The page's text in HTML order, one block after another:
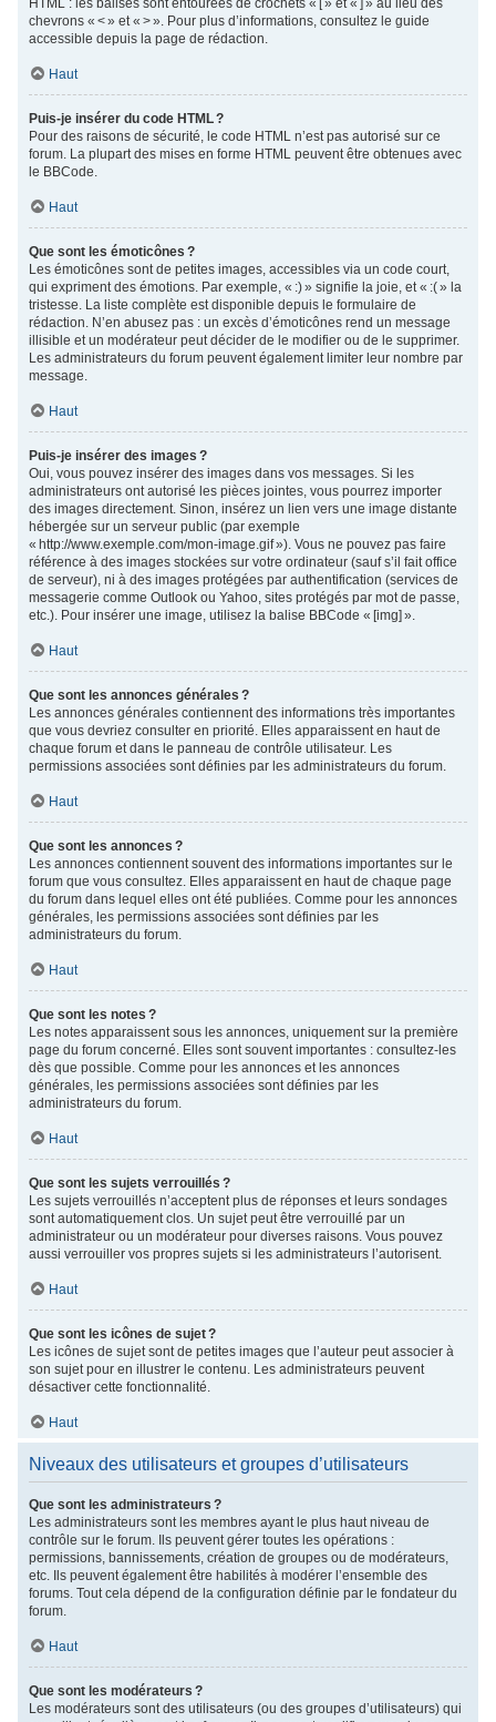
HTML : les balises sont entourées de crochets « [ » et « ] » au lieu des
chevrons « < » et « > ». Pour plus d’informations, consultez le guide
accessible depuis la page de rédaction.
Haut
Puis-je insérer du code HTML ?
Pour des raisons de sécurité, le code HTML n’est pas autorisé sur ce
forum. La plupart des mises en forme HTML peuvent être obtenues avec
le BBCode.
Haut
Que sont les émoticônes ?
Les émoticônes sont de petites images, accessibles via un code court,
qui expriment des émotions. Par exemple, « :) » signifie la joie, et « :( » la
tristesse. La liste complète est disponible depuis le formulaire de
rédaction. N’en abusez pas : un excès d’émoticônes rend un message
illisible et un modérateur peut décider de le modifier ou de le supprimer.
Les administrateurs du forum peuvent également limiter leur nombre par
message.
Haut
Puis-je insérer des images ?
Oui, vous pouvez insérer des images dans vos messages. Si les
administrateurs ont autorisé les pièces jointes, vous pourrez importer
des images directement. Sinon, insérez un lien vers une image distante
hébergée sur un serveur public (par exemple
« http://www.exemple.com/mon-image.gif »). Vous ne pouvez pas faire
référence à des images stockées sur votre ordinateur (sauf s’il fait office
de serveur), ni à des images protégées par authentification (services de
messagerie comme Outlook ou Yahoo, sites protégés par mot de passe,
etc.). Pour insérer une image, utilisez la balise BBCode « [img] ».
Haut
Que sont les annonces générales ?
Les annonces générales contiennent des informations très importantes
que vous devriez consulter en priorité. Elles apparaissent en haut de
chaque forum et dans le panneau de contrôle utilisateur. Les
permissions associées sont définies par les administrateurs du forum.
Haut
Que sont les annonces ?
Les annonces contiennent souvent des informations importantes sur le
forum que vous consultez. Elles apparaissent en haut de chaque page
du forum dans lequel elles ont été publiées. Comme pour les annonces
générales, les permissions associées sont définies par les
administrateurs du forum.
Haut
Que sont les notes ?
Les notes apparaissent sous les annonces, uniquement sur la première
page du forum concerné. Elles sont souvent importantes : consultez-les
dès que possible. Comme pour les annonces et les annonces
générales, les permissions associées sont définies par les
administrateurs du forum.
Haut
Que sont les sujets verrouillés ?
Les sujets verrouillés n’acceptent plus de réponses et leurs sondages
sont automatiquement clos. Un sujet peut être verrouillé par un
administrateur ou un modérateur pour diverses raisons. Vous pouvez
aussi verrouiller vos propres sujets si les administrateurs l’autorisent.
Haut
Que sont les icônes de sujet ?
Les icônes de sujet sont de petites images que l’auteur peut associer à
son sujet pour en illustrer le contenu. Les administrateurs peuvent
désactiver cette fonctionnalité.
Haut
Niveaux des utilisateurs et groupes d’utilisateurs
Que sont les administrateurs ?
Les administrateurs sont les membres ayant le plus haut niveau de
contrôle sur le forum. Ils peuvent gérer toutes les opérations :
permissions, bannissements, création de groupes ou de modérateurs,
etc. Ils peuvent également être habilités à modérer l’ensemble des
forums. Tout cela dépend de la configuration définie par le fondateur du
forum.
Haut
Que sont les modérateurs ?
Les modérateurs sont des utilisateurs (ou des groupes d’utilisateurs) qui